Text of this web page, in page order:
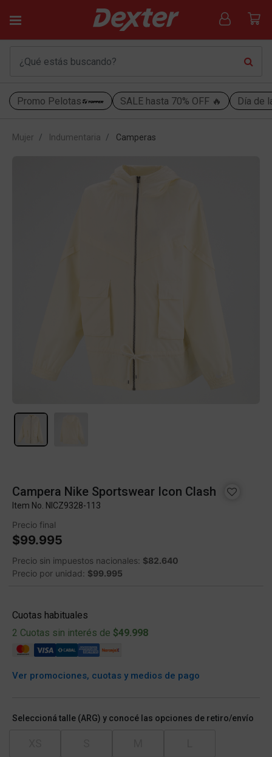
Promo Pelotas SALE hasta 70% OFF 🔥 Día de
Mujer Indumentaria Camperas
Campera Nike Sportswear Icon Clash
Item No. NICZ9328-113
Precio final
$99.995
Precio sin impuestos nacionales: $82.640
Precio por unidad: $99.995
Cuotas habituales
2 Cuotas sin interés de $49.998
Ver promociones, cuotas y medios de pago
Seleccioná talle (ARG) y conocé las opciones de retiro/envío